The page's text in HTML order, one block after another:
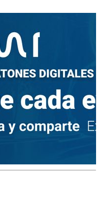
virtual de rocio.com.